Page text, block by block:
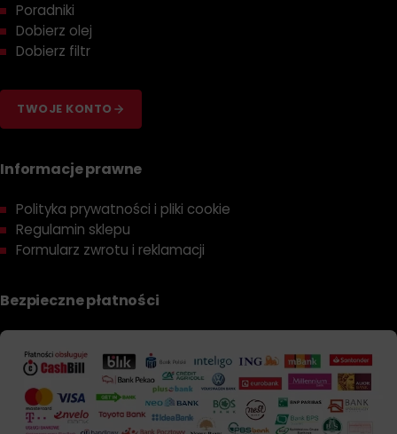
Poradniki
Dobierz olej
Dobierz filtr
TWOJE KONTO
Informacje prawne
Polityka prywatności i pliki cookie
Regulamin sklepu
Formularz zwrotu i reklamacji
Bezpieczne płatności